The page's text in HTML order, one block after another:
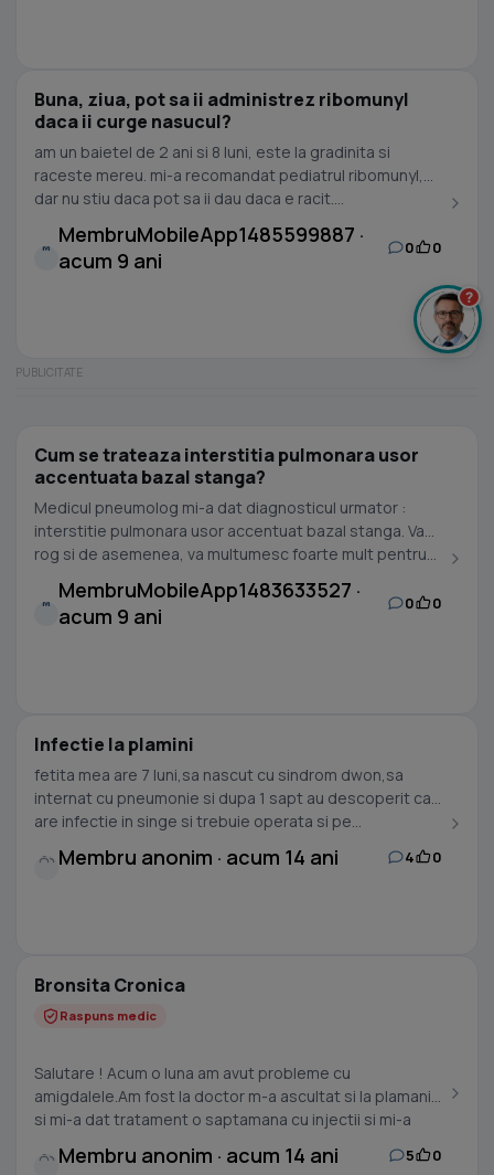
Buna, ziua, pot sa ii administrez ribomunyl
daca ii curge nasucul?
am un baietel de 2 ani si 8 luni, este la gradinita si
raceste mereu. mi-a recomandat pediatrul ribomunyl,
dar nu stiu daca pot sa ii dau daca e racit....
M
MembruMobileApp1485599887 ·
acum 9 ani
0 0
Cum se trateaza interstitia pulmonara usor
accentuata bazal stanga?
Medicul pneumolog mi-a dat diagnosticul urmator :
interstitie pulmonara usor accentuat bazal stanga. Va
rog si de asemenea, va multumesc foarte mult pentru...
M
MembruMobileApp1483633527 ·
acum 9 ani
0 0
Infectie la plamini
fetita mea are 7 luni,sa nascut cu sindrom dwon,sa
internat cu pneumonie si dupa 1 sapt au descoperit ca
are infectie in singe si trebuie operata si pe...
Membru anonim · acum 14 ani 4 0
Bronsita Cronica
Raspuns medic
Salutare ! Acum o luna am avut probleme cu
amigdalele.Am fost la doctor m-a ascultat si la plamani
si mi-a dat tratament o saptamana cu injectii si mi-a
Membru anonim · acum 14 ani 5 0
?